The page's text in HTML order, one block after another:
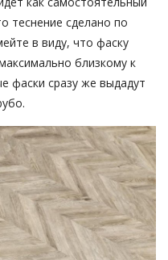
теснение сделано по
в виду, что фаску
близкому к
фаски сразу же выдадут